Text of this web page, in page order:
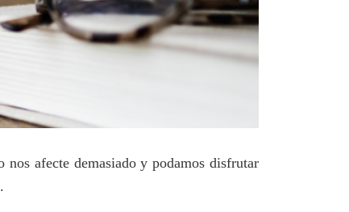
afecte demasiado y podamos disfrutar